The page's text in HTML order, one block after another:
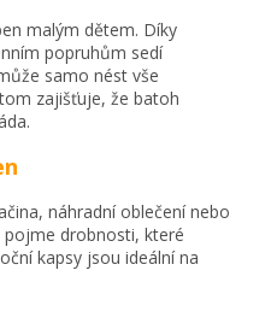
malým dětem. Díky
popruhům sedí
samo nést vše
zajišťuje, že batoh
náhradní oblečení nebo
pojme drobnosti, které
kapsy jsou ideální na